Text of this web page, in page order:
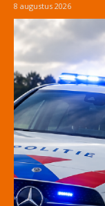
8 augustus 2026